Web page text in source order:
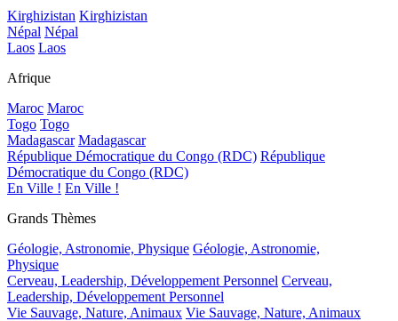
Kirghizistan Kirghizistan
Népal Népal
Laos Laos
Afrique
Maroc Maroc
Togo Togo
Madagascar Madagascar
République Démocratique du Congo (RDC) République
Démocratique du Congo (RDC)
En Ville ! En Ville !
Grands Thèmes
Géologie, Astronomie, Physique Géologie, Astronomie,
Physique
Cerveau, Leadership, Développement Personnel Cerveau,
Leadership, Développement Personnel
Vie Sauvage, Nature, Animaux Vie Sauvage, Nature, Animaux